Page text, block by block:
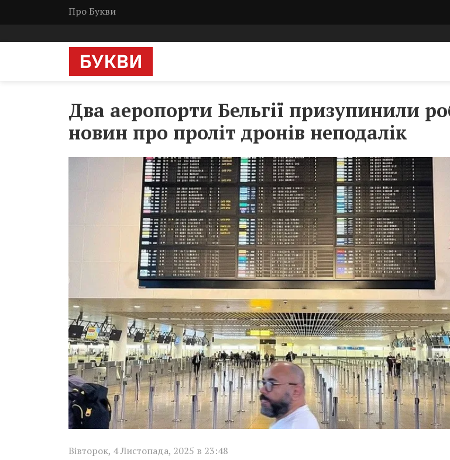
Про Букви
Два аеропорти Бельгії призупинили
новин про проліт дронів неподалік
Вівторок, 4 Листопада, 2025 в 23:48